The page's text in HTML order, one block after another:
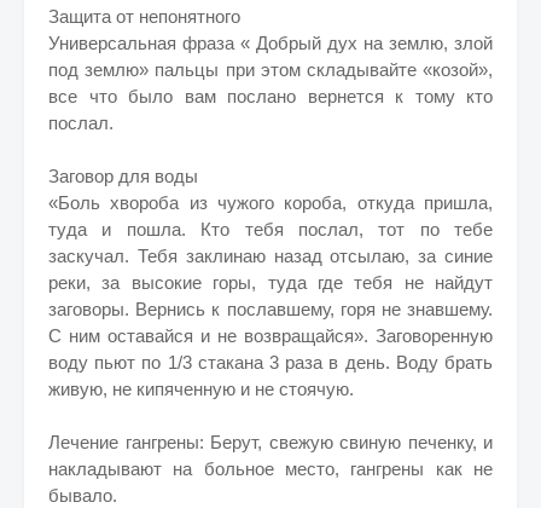
Защита от непонятного
Универсальная фраза « Добрый дух на землю, злой
под землю» пальцы при этом складывайте «козой»,
все что было вам послано вернется к тому кто
послал.
Заговор для воды
«Боль хвороба из чужого короба, откуда пришла,
туда и пошла. Кто тебя послал, тот по тебе
заскучал. Тебя заклинаю назад отсылаю, за синие
реки, за высокие горы, туда где тебя не найдут
заговоры. Вернись к пославшему, горя не знавшему.
С ним оставайся и не возвращайся». Заговоренную
воду пьют по 1/3 стакана 3 раза в день. Воду брать
живую, не кипяченную и не стоячую.
Лечение гангрены: Берут, свежую свиную печенку, и
накладывают на больное место, гангрены как не
бывало.